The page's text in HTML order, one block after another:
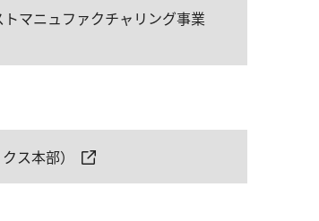
マニュファクチャリング事業
ス本部）